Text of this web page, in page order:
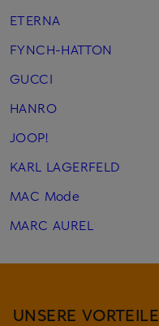
ETERNA
FYNCH-HATTON
GUCCI
HANRO
JOOP!
KARL LAGERFELD
MAC Mode
MARC AUREL
UNSERE VORTEILE